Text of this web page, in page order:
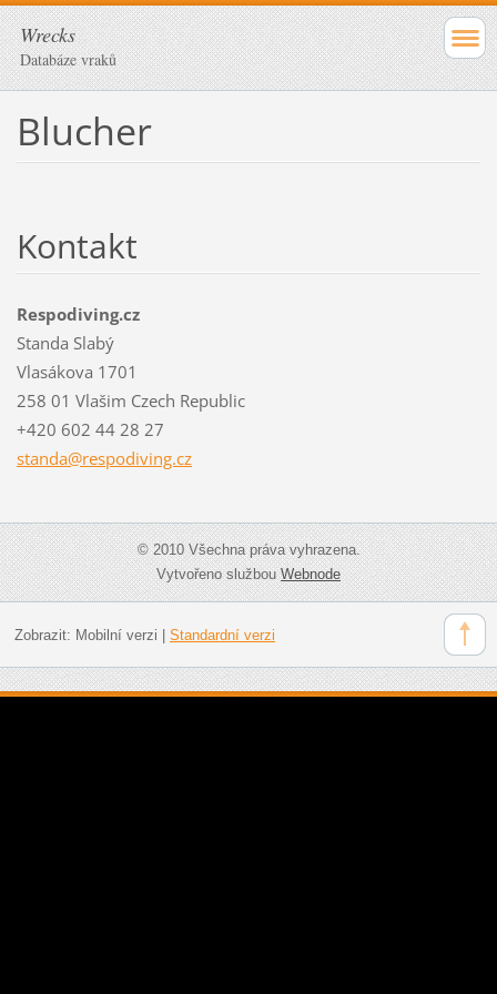
Wrecks
Databáze vraků
Blucher
Kontakt
Respodiving.cz
Standa Slabý
Vlasákova 1701
258 01 Vlašim Czech Republic
+420 602 44 28 27
standa@respodiving.cz
© 2010 Všechna práva vyhrazena.
Vytvořeno službouWebnode
Zobrazit: Mobilní verzi Standardní verzi